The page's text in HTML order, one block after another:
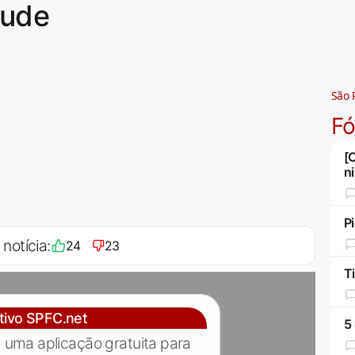
24 23
SPFC.net
uma aplicação gratuita para
São
5